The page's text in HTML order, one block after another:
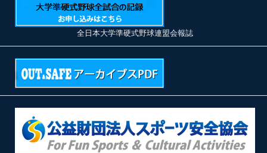
全日本大学準硬式野球連盟会報誌